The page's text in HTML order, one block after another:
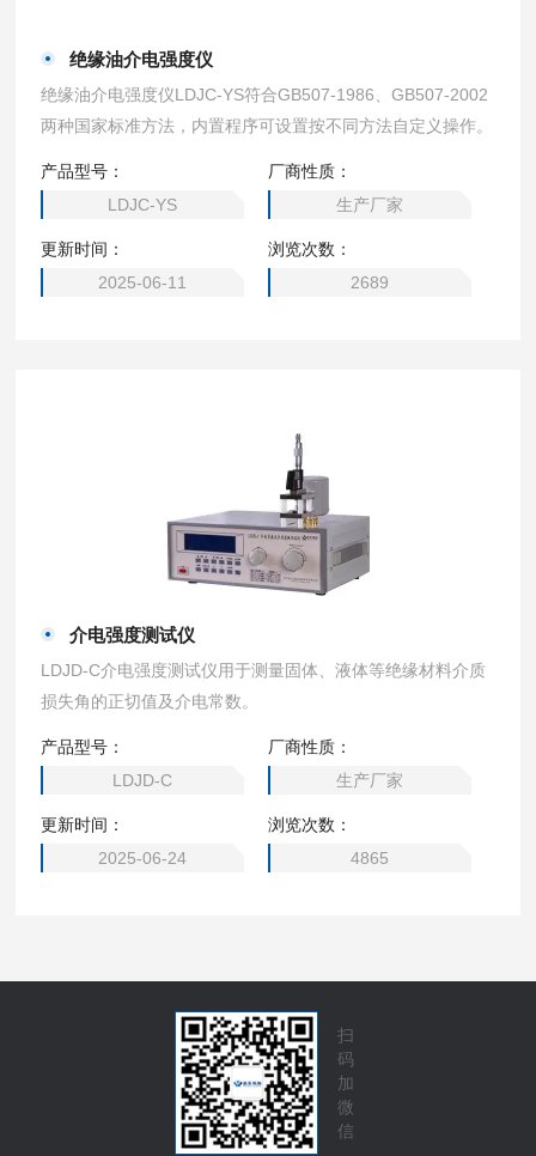
绝缘油介电强度仪
绝缘油介电强度仪LDJC-YS符合GB507-1986、GB507-2002
两种国家标准方法，内置程序可设置按不同方法自定义操作。
产品型号：
LDJC-YS
厂商性质：
生产厂家
更新时间：
2025-06-11
浏览次数：
2689
介电强度测试仪
LDJD-C介电强度测试仪用于测量固体、液体等绝缘材料介质
损失角的正切值及介电常数。
产品型号：
LDJD-C
厂商性质：
生产厂家
更新时间：
2025-06-24
浏览次数：
4865
扫
码
加
微
信